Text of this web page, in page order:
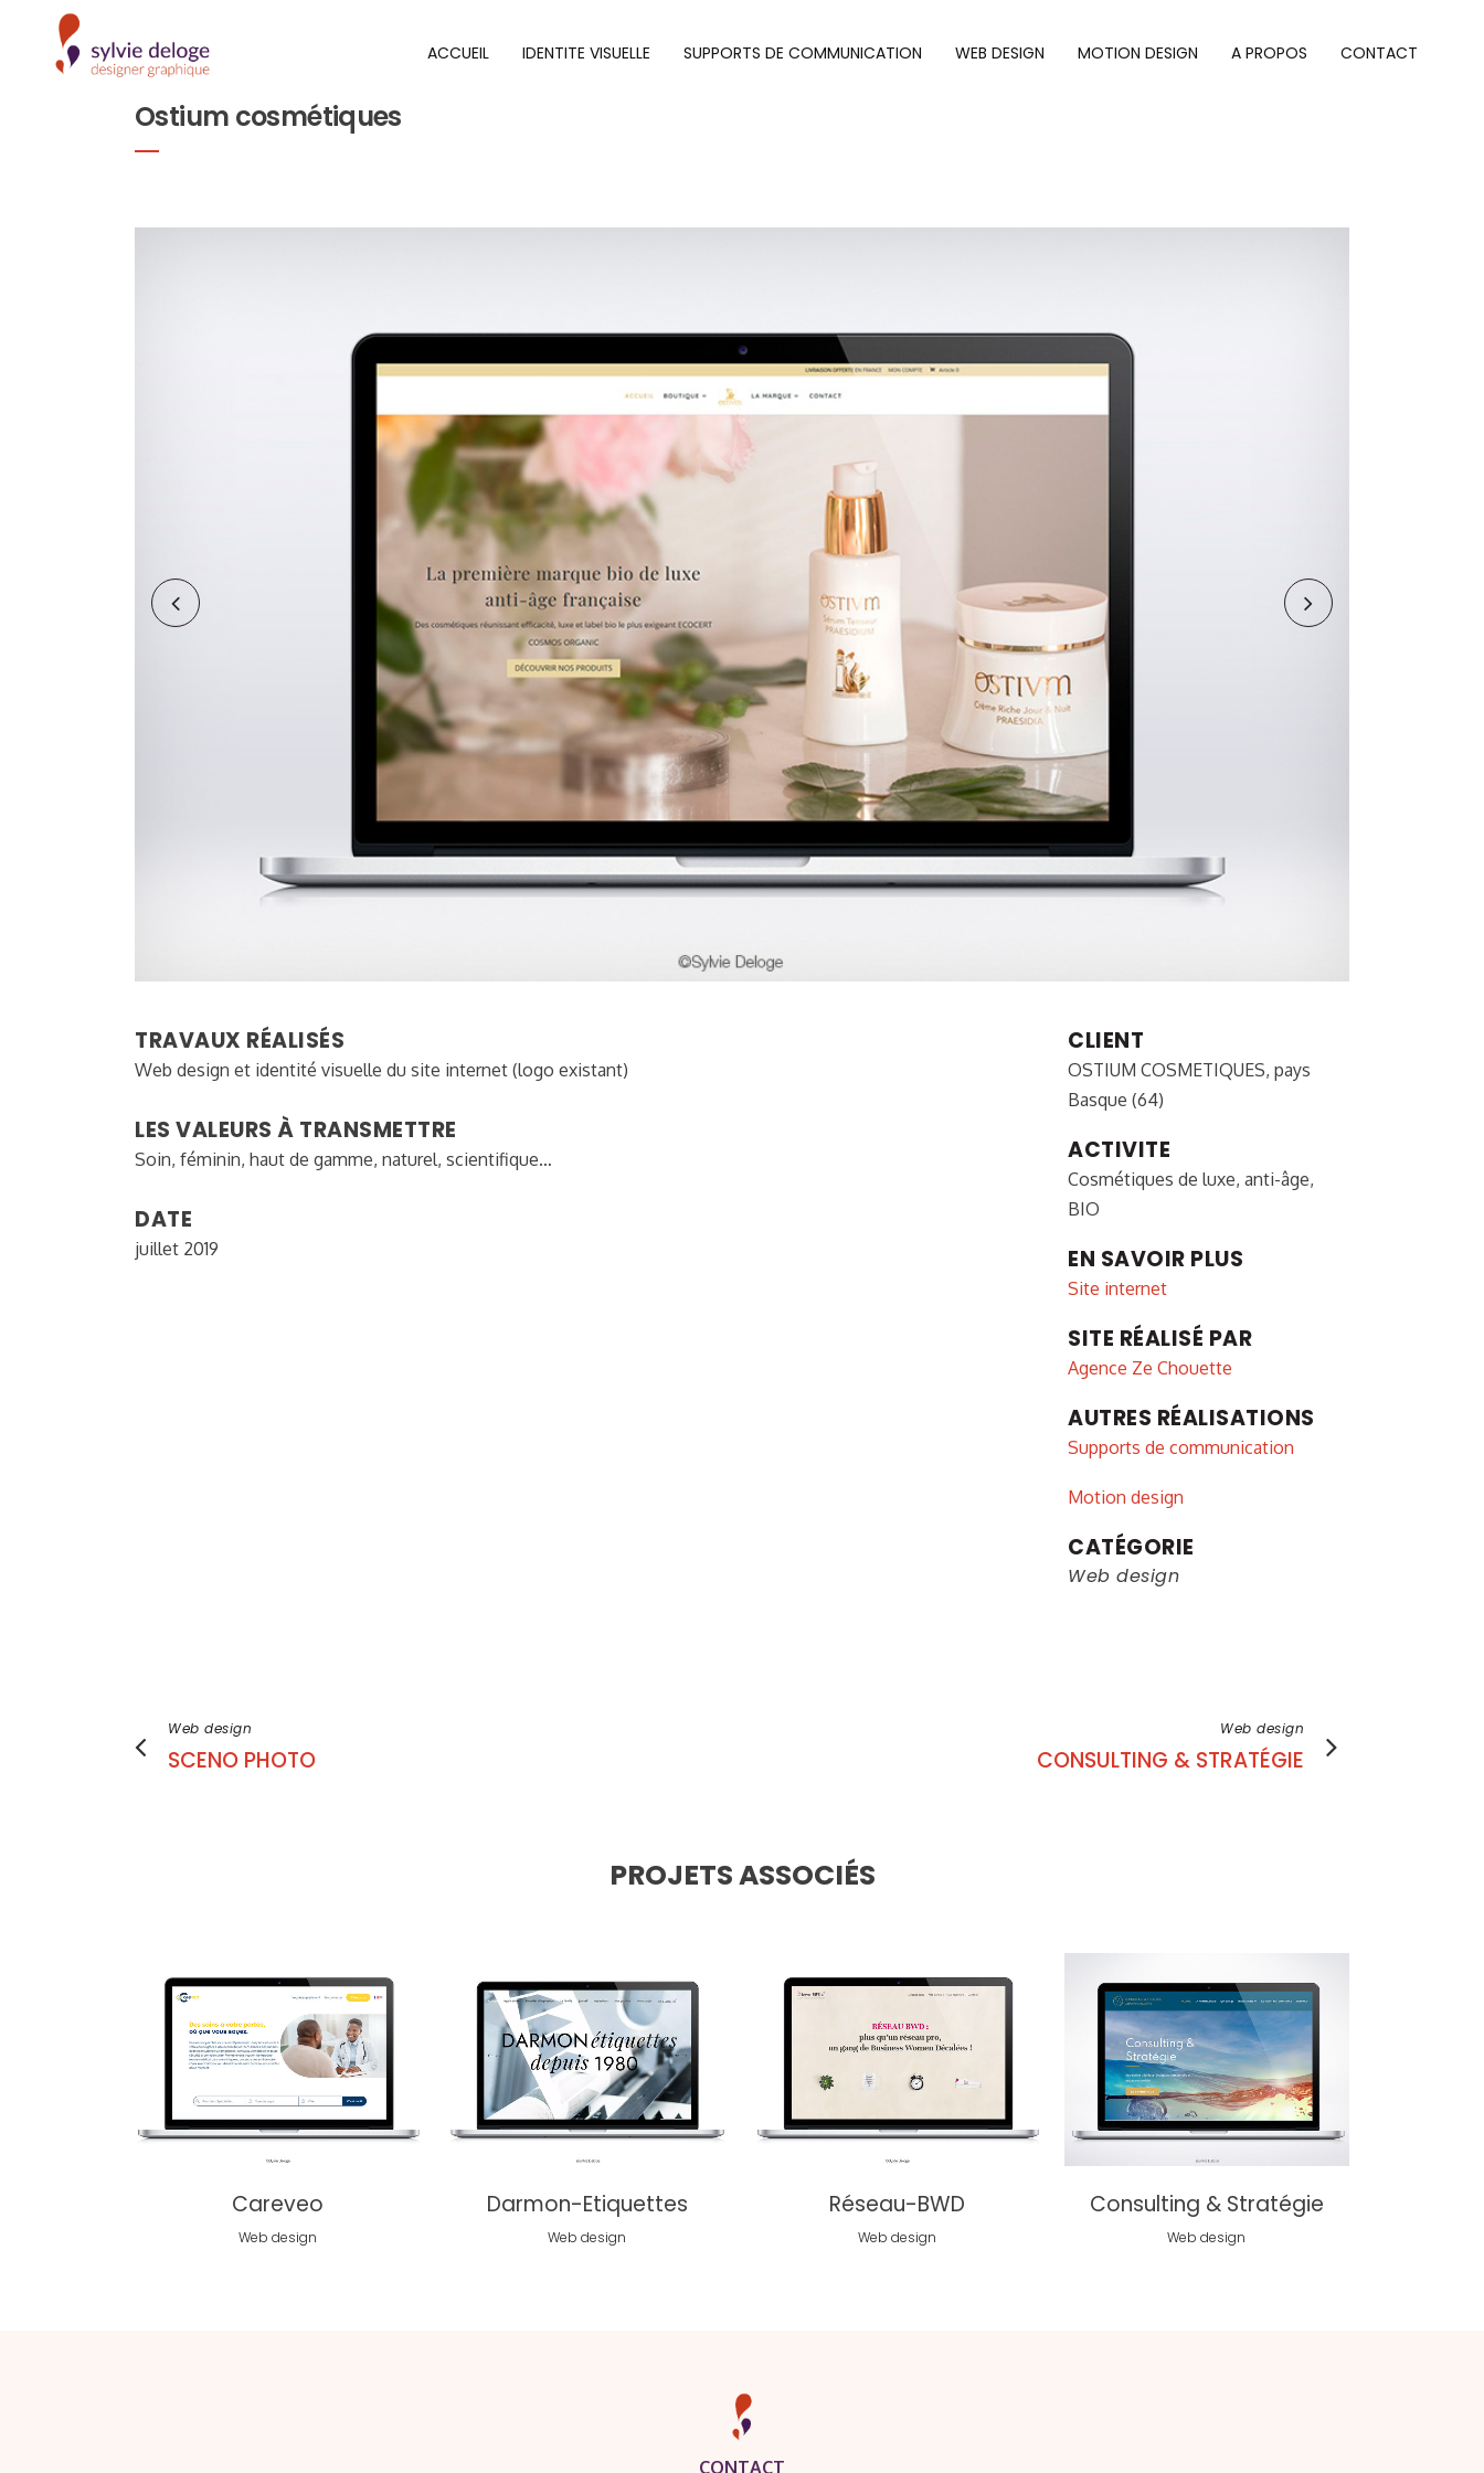
ACCUEIL IDENTITE VISUELLE SUPPORTS DE COMMUNICATION WEB DESIGN MOTION DESIGN A PROPOS CONTACT
Ostium cosmétiques
TRAVAUX RÉALISÉS
Web design et identité visuelle du site internet (logo existant)
LES VALEURS À TRANSMETTRE
Soin, féminin, haut de gamme, naturel, scientifique…
DATE
juillet 2019
CLIENT
OSTIUM COSMETIQUES, pays
Basque (64)
ACTIVITE
Cosmétiques de luxe, anti-âge,
BIO
EN SAVOIR PLUS
Site internet
SITE RÉALISÉ PAR
Agence Ze Chouette
AUTRES RÉALISATIONS
Supports de communication
Motion design
CATÉGORIE
Web design
Web design
SCENO PHOTO
Web design
CONSULTING & STRATÉGIE
PROJETS ASSOCIÉS
voir
Careveo
Web design
voir
Darmon-Etiquettes
Web design
voir
Réseau-BWD
Web design
voir
Consulting & Stratégie
Web design
CONTACT